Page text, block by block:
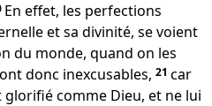
En effet, les perfections
et sa divinité, se voient
du monde, quand on les
donc inexcusables, 21 car
glorifié comme Dieu, et ne lui